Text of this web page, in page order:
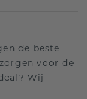
de beste
voor de
Wij